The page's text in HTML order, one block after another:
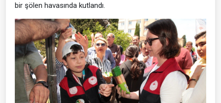
bir şölen havasında kutlandı.